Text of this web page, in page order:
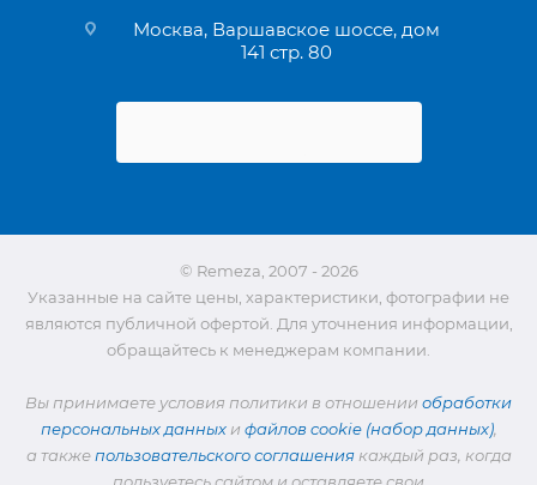
Москва, Варшавское шоссе, дом
141 стр. 80
© Remeza, 2007 - 2026
Указанные на сайте цены, характеристики, фотографии не
являются публичной офертой. Для уточнения информации,
обращайтесь к менеджерам компании.
Вы принимаете условия политики в отношении обработки
персональных данныхи файлов cookie (набор данных),
а также пользовательского соглашениякаждый раз, когда